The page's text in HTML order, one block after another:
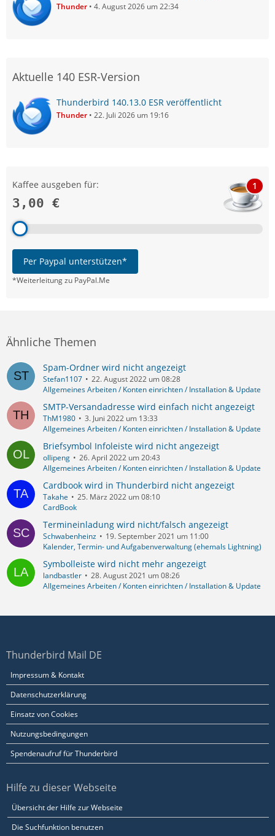
Thunder 4. August 2026 um 22:34
Aktuelle 140 ESR-Version
Thunderbird 140.13.0 ESR veröffentlicht
Thunder 22. Juli 2026 um 19:16
Kaffee ausgeben für:
3,00 €
1
Per Paypal unterstützen*
*Weiterleitung zu PayPal.Me
Ähnliche Themen
Spam-Ordner wird nicht angezeigt
Stefan1107
22. August 2022 um 08:28
Allgemeines Arbeiten / Konten einrichten / Installation & Update
SMTP-Versandadresse wird einfach nicht angezeigt
ThM1980
3. Juni 2022 um 13:33
Allgemeines Arbeiten / Konten einrichten / Installation & Update
Briefsymbol Infoleiste wird nicht angezeigt
ollipeng
26. April 2022 um 20:43
Allgemeines Arbeiten / Konten einrichten / Installation & Update
Cardbook wird in Thunderbird nicht angezeigt
Takahe
25. März 2022 um 08:10
CardBook
Termineinladung wird nicht/falsch angezeigt
Schwabenheinz
19. September 2021 um 11:00
Kalender, Termin- und Aufgabenverwaltung (ehemals Lightning)
Symbolleiste wird nicht mehr angezeigt
landbastler
28. August 2021 um 08:26
Allgemeines Arbeiten / Konten einrichten / Installation & Update
Thunderbird Mail DE
Impressum & Kontakt
Datenschutzerklärung
Einsatz von Cookies
Nutzungsbedingungen
Spendenaufruf für Thunderbird
Hilfe zu dieser Webseite
Übersicht der Hilfe zur Webseite
Die Suchfunktion benutzen